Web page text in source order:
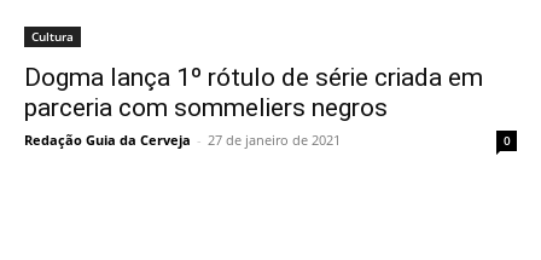
Cultura
Dogma lança 1º rótulo de série criada em
parceria com sommeliers negros
Redação Guia da Cerveja - 27 de janeiro de 2021 0